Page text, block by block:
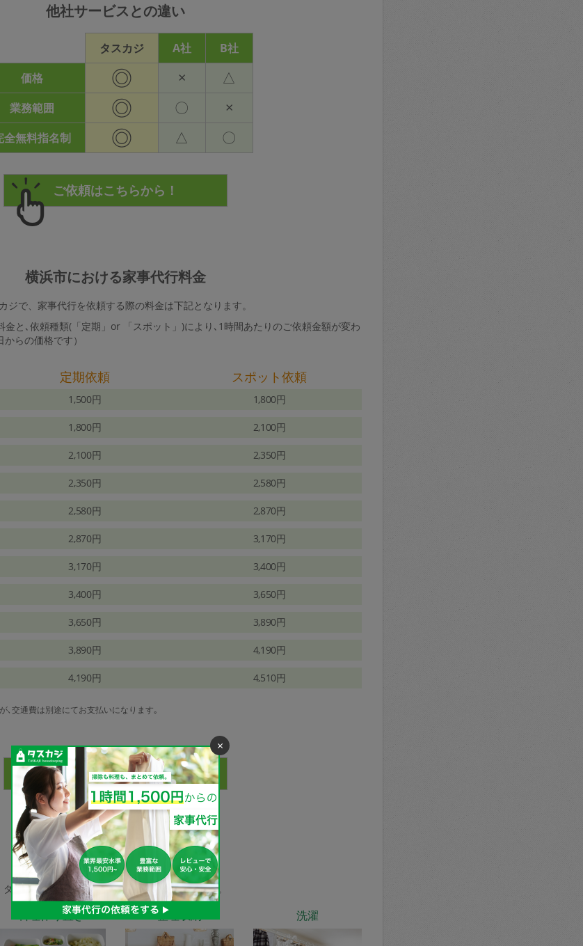
他社サービスとの違い
タスカジ A社
B社
価格
◎ × △
業務範囲 ◎ 〇 ×
全無料指名制 ◎ △ 〇
横浜市における家事代行料金
ジで、家事代行を依頼する際の料金は下記となります。
金と､依頼種類(「定期」or 「スポット」)により､1時間あたりのご依頼金額が変わ
らの価格です）
定期依頼 スポット依頼
1,500円 1,800円
1,800円 2,100円
2,100円 2,350円
2,350円 2,580円
2,580円 2,870円
2,870円 3,170円
3,170円 3,400円
3,400円 3,650円
3,650円 3,890円
3,890円 4,190円
4,190円 4,510円
､交通費は別途にてお支払いになります｡
家事代行サービスの種類
タスカジで依頼できるサービスは下記となります。
料理作り置き 整理収納 洗濯
×